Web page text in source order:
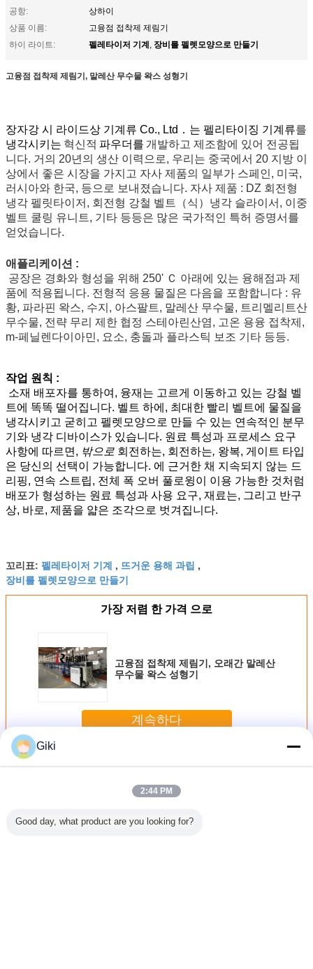
공항:
상하이
상품 이름:
고융점 접착제 제림기
하이 라이트:
펠레타이저 기계, 장비를 펠렛모양으로 만들기
고융점 접착제 제림기, 말레산 무수물 왁스 성형기
장자강 시 라이드상 기계류 Co., Ltd．는 펠리타이징 기계류를
냉각시키는 혁신적 파우더를 개발하고 제조함에 있어 전공됩
니다. 거의 20년의 생산 이력으로, 우리는 중국에서 20 지방 이
상에서 좋은 시장을 가지고 자사 제품의 일부가 스페인, 미국,
러시아와 한국, 등으로 보내졌습니다. 자사 제품 : DZ 회전형
냉각 펠릿타이저, 회전형 강철 벨트（식）냉각 슬라이서, 이중
벨트 쿨링 유니트, 기타 등등은 많은 국가적인 특허 증명서를
얻었습니다.
애플리케이션 :
공장은 경화와 형성을 위해 250' Ｃ 아래에 있는 융해점과 제
품에 적용됩니다. 전형적 응용 물질은 다음을 포함합니다 : 유
황, 파라핀 왁스, 수지, 아스팔트, 말레산 무수물, 트리멜리트산
무수물, 전략 무리 제한 협정 스테아린산염, 고온 용융 접착제,
m-페닐렌다이아민, 요소, 충돌과 플라스틱 보조 기타 등등.
작업 원칙 :
소재 배포자를 통하여, 융재는 고르게 이동하고 있는 강철 벨
트에 똑똑 떨어집니다. 벨트 하에, 최대한 빨리 벨트에 물질을
냉각시키고 굳히고 펠렛모양으로 만들 수 있는 연속적인 분무
기와 냉각 디바이스가 있습니다. 원료 특성과 프로세스 요구
사항에 따르면, 밖으로 회전하는, 회전하는, 왕복, 게이트 타입
은 당신의 선택이 가능합니다. 에 근거한 채 지속되지 않는 드
리핑, 연속 스트립, 전체 폭 오버 풀로윙이 이용 가능한 것처럼
배포가 형성하는 원료 특성과 사용 요구, 재료는, 그리고 반구
상, 바로, 제품을 얇은 조각으로 벗겨집니다.
꼬리표: 펠레타이저 기계 , 뜨거운 용해 과립 ,
장비를 펠렛모양으로 만들기
가장 저렴 한 가격 으로
고융점 접착제 제림기, 오래간 말레산
무수물 왁스 성형기
계속하다
더 많은 것
Giki
2:44 PM
Good day, what product are you looking for?